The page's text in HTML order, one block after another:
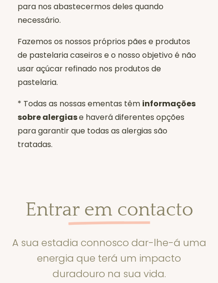
para nos abastecermos deles quando
necessário.
Fazemos os nossos próprios pães e produtos
de pastelaria caseiros e o nosso objetivo é não
usar açúcar refinado nos produtos de
pastelaria.
* Todas as nossas ementas têm informações
sobre alergiase haverá diferentes opções
para garantir que todas as alergias são
tratadas.
Entrar em contacto
A sua estadia connosco dar-lhe-á uma
energia que terá um impacto
duradouro na sua vida.